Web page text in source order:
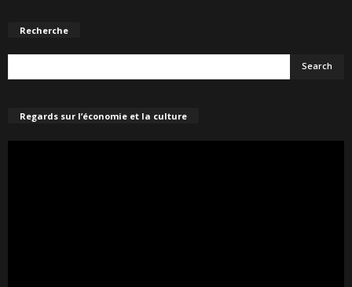
Recherche
Regards sur l’économie et la culture